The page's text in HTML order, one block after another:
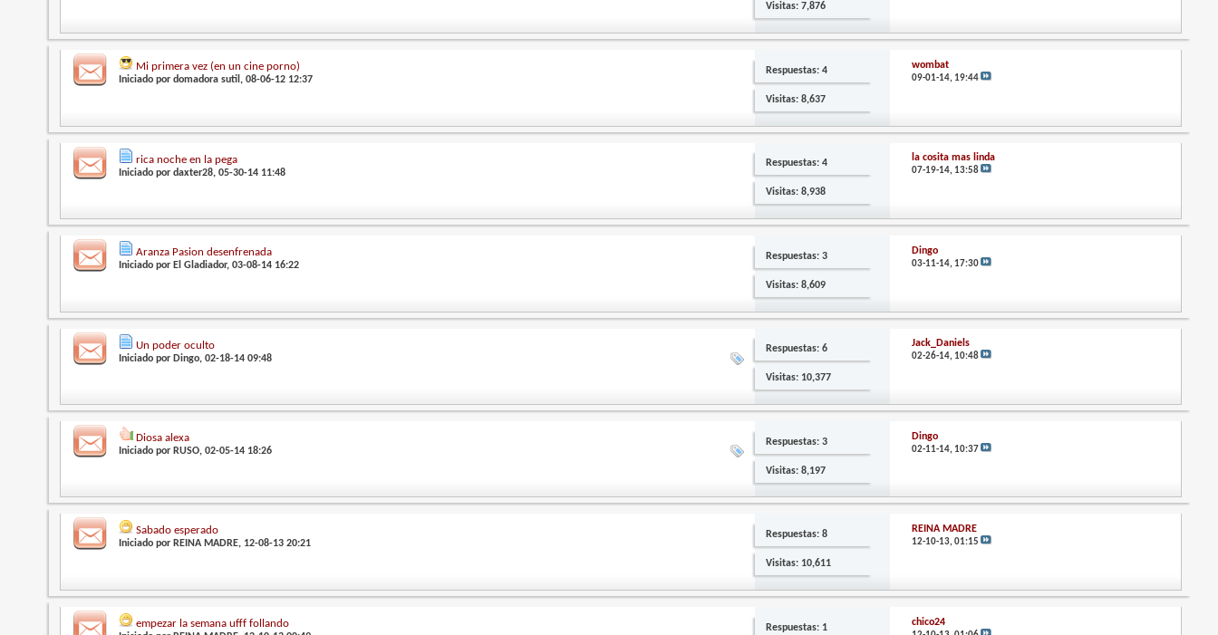
Visitas: 7,876
Mi primera vez (en un cine porno)
Iniciado por domadora sutil , 08-06-12 12:37
Respuestas: 4
Visitas: 8,637
wombat
09-01-14, 19:44
rica noche en la pega
Iniciado por daxter28, 05-30-14 11:48
Respuestas: 4
Visitas: 8,938
la cosita mas linda
07-19-14, 13:58
Aranza Pasion desenfrenada
Iniciado por El Gladiador, 03-08-14 16:22
Respuestas: 3
Visitas: 8,609
Dingo
03-11-14, 17:30
Un poder oculto
Iniciado por Dingo, 02-18-14 09:48
Respuestas: 6
Visitas: 10,377
Jack_Daniels
02-26-14, 10:48
Diosa alexa
Iniciado por RUSO, 02-05-14 18:26
Respuestas: 3
Visitas: 8,197
Dingo
02-11-14, 10:37
Sabado esperado
Iniciado por REINA MADRE, 12-08-13 20:21
Respuestas: 8
Visitas: 10,611
REINA MADRE
12-10-13,01:15
empezar la semana ufff follando Respuestas: 1 chico24